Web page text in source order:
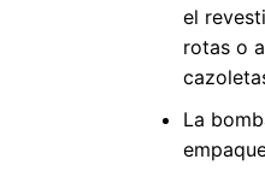
el
rotas o
La